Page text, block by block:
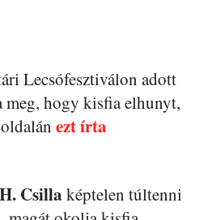
Lecsófesztiválon adott
meg, hogy kisfia elhunyt,
ezt írta
H. Csilla képtelen túltenni